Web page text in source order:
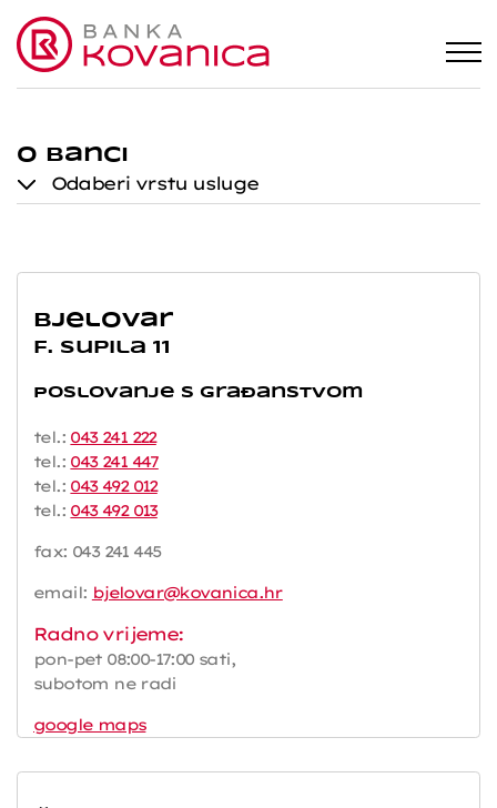
O banci
Odaberi vrstu usluge
Bjelovar
F. Supila 11
Poslovanje s građanstvom
tel.: 043 241 222
tel.: 043 241 447
tel.: 043 492 012
tel.: 043 492 013
fax: 043 241 445
email: bjelovar@kovanica.hr
Radno vrijeme:
pon-pet 08:00-17:00 sati,
subotom ne radi
google maps